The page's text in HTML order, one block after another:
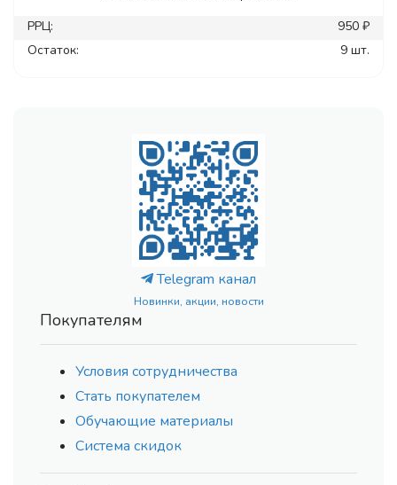
РРЦ:
950 ₽
Остаток:
9 шт.
Telegram канал
Новинки, акции, новости
Покупателям
Условия сотрудничества
Стать покупателем
Обучающие материалы
Система скидок